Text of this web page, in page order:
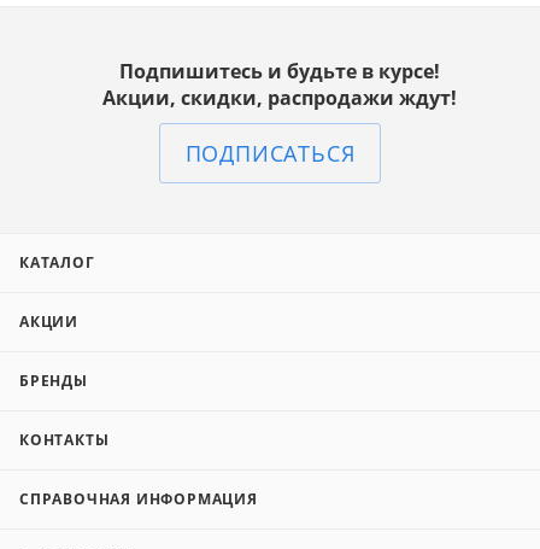
Подпишитесь и будьте в курсе!
Акции, скидки, распродажи ждут!
ПОДПИСАТЬСЯ
КАТАЛОГ
АКЦИИ
БРЕНДЫ
КОНТАКТЫ
СПРАВОЧНАЯ ИНФОРМАЦИЯ